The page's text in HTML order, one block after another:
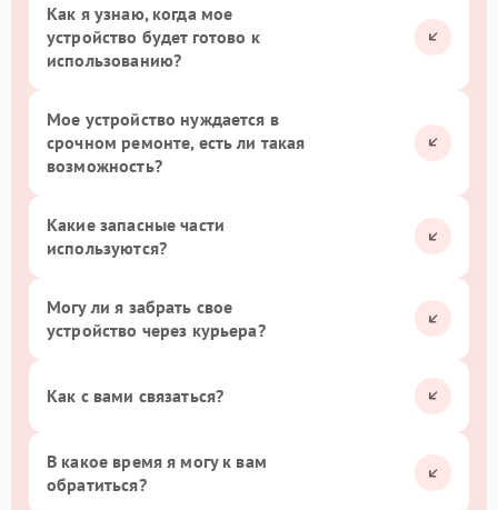
Как я узнаю, когда мое
устройство будет готово к
использованию?
Мое устройство нуждается в
срочном ремонте, есть ли такая
возможность?
Какие запасные части
используются?
Могу ли я забрать свое
устройство через курьера?
Как с вами связаться?
В какое время я могу к вам
обратиться?